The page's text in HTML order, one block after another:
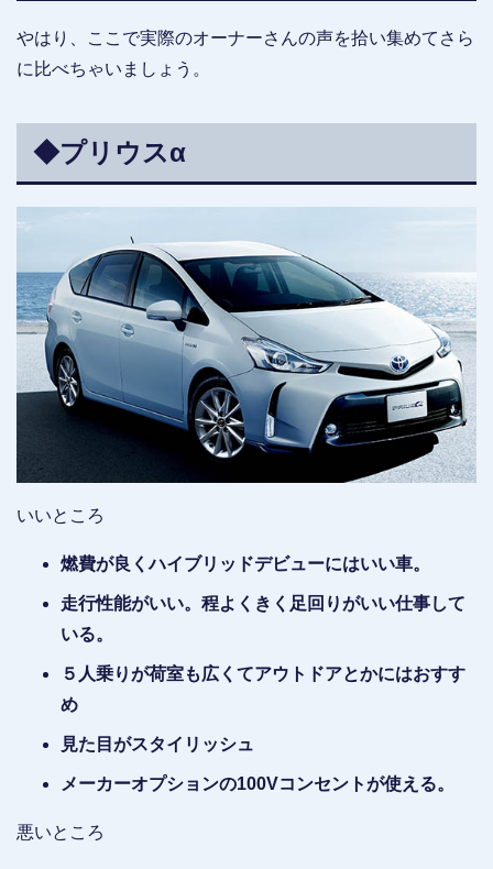
やはり、ここで実際のオーナーさんの声を拾い集めてさら
に比べちゃいましょう。
◆プリウスα
いいところ
燃費が良くハイブリッドデビューにはいい車。
走行性能がいい。程よくきく足回りがいい仕事して
いる。
５人乗りが荷室も広くてアウトドアとかにはおすす
め
見た目がスタイリッシュ
メーカーオプションの100Vコンセントが使える。
悪いところ